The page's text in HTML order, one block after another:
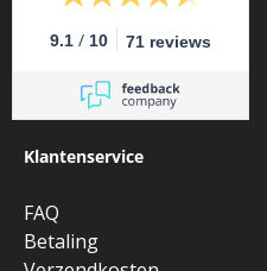
9.1 / 10 71 reviews
Klantenservice
FAQ
Betaling